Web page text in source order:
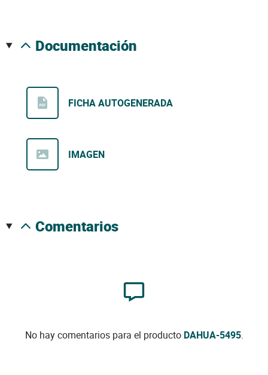
documentación
FICHA AUTOGENERADA
IMAGEN
comentarios
No hay comentarios para el producto DAHUA-5495.